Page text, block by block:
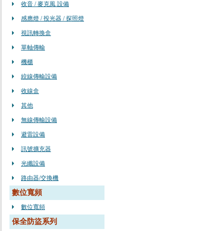
收音 / 麥克風 設備
感應燈 / 投光器 / 探照燈
視訊轉換盒
單軸傳輸
機櫃
絞線傳輸設備
收線盒
其他
無線傳輸設備
避雷設備
訊號擴充器
光纖設備
路由器/交換機
數位寬頻
數位寬頻
保全防盜系列